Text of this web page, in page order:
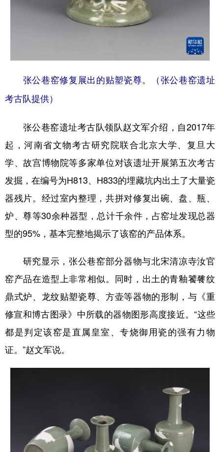
张公巷窑修复展出的贴塑瓷尊。（张公巷窑遗址
考古队提供）
张公巷窑遗址考古队领队赵文军介绍，自2017年
起，河南省文物考古研究院联合北京大学、复旦大
学、故宫博物院等多家单位对该遗址开展第五次考古
发掘，在编号为H813、H833的埋藏坑内出土了大量瓷
器残片。经过室内整理，共拼对修复出碗、盘、瓶、
炉、尊等30余种器型，总计千余件，占窑址发现总器
型的95%，基本完整地揭示了该窑的产品体系。
研究显示，张公巷窑部分器物与北宋清凉寺汝官
窑产品在造型上非常相似。同时，出土的青釉饕餮纹
鼎式炉、龙纹贴塑瓷尊、方壶等器物的形制，与《重
修宣和博古图录》中所载的器物图形高度接近。“这些
都是判定该窑是直属皇室、专烧御用瓷的强有力物
证。”赵文军说。